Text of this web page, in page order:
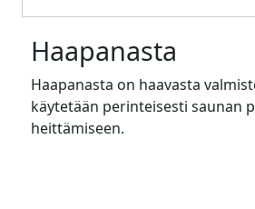
Haapanasta
Haapanasta on haavasta
käytetään perinteisesti saunan
heittämiseen.